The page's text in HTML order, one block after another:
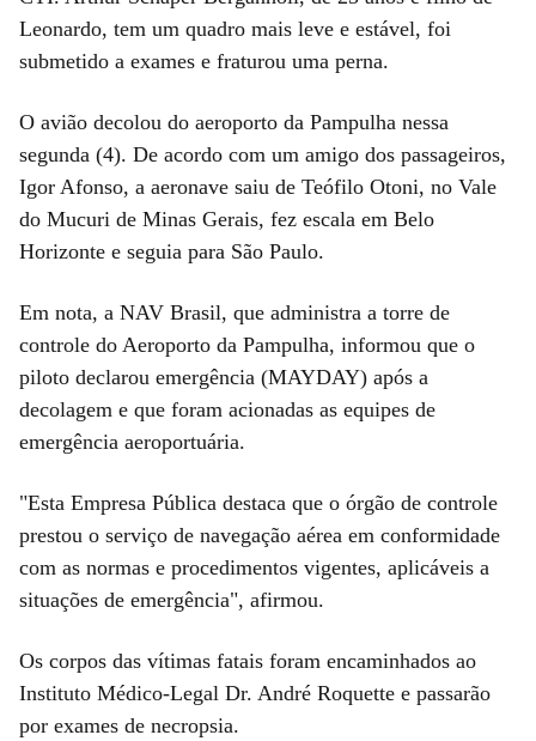
Leonardo, tem um quadro mais leve e estável, foi
submetido a exames e fraturou uma perna.
O avião decolou do aeroporto da Pampulha nessa
segunda (4). De acordo com um amigo dos passageiros,
Igor Afonso, a aeronave saiu de Teófilo Otoni, no Vale
do Mucuri de Minas Gerais, fez escala em Belo
Horizonte e seguia para São Paulo.
Em nota, a NAV Brasil, que administra a torre de
controle do Aeroporto da Pampulha, informou que o
piloto declarou emergência (MAYDAY) após a
decolagem e que foram acionadas as equipes de
emergência aeroportuária.
"Esta Empresa Pública destaca que o órgão de controle
prestou o serviço de navegação aérea em conformidade
com as normas e procedimentos vigentes, aplicáveis a
situações de emergência", afirmou.
Os corpos das vítimas fatais foram encaminhados ao
Instituto Médico-Legal Dr. André Roquette e passarão
por exames de necropsia.